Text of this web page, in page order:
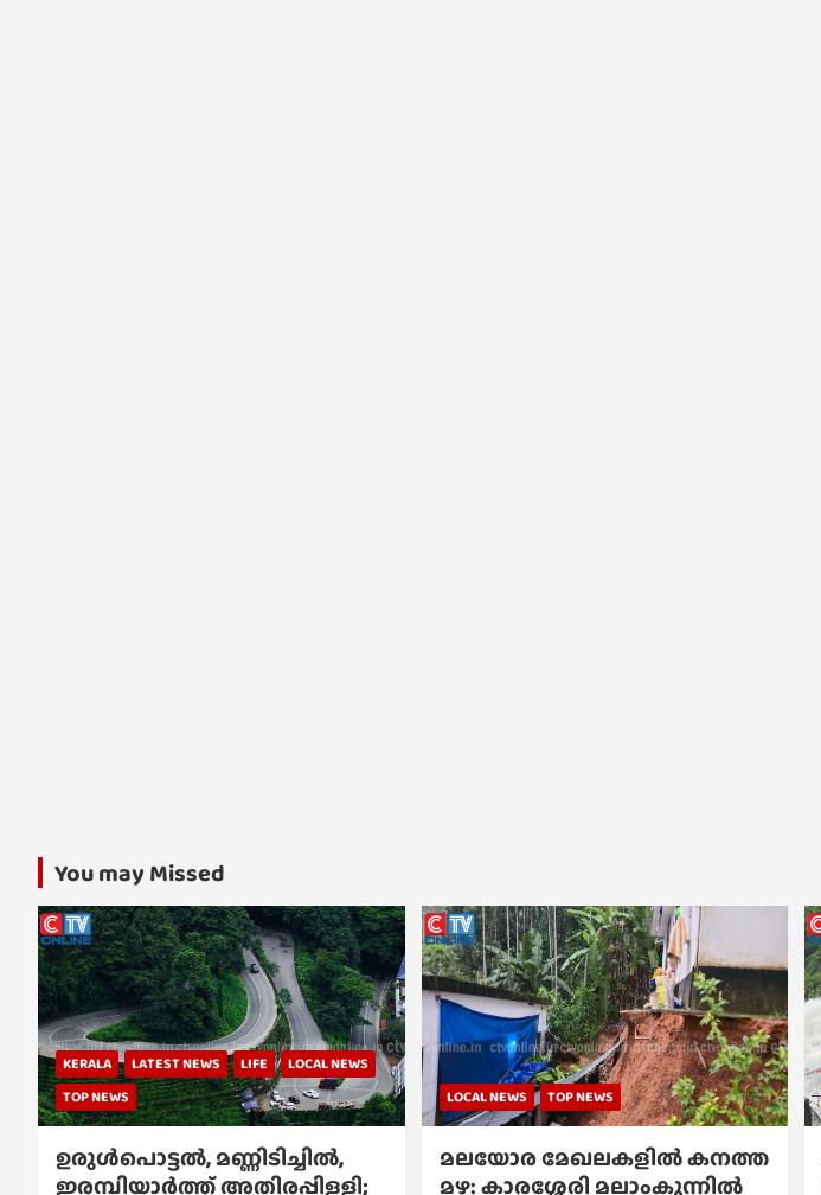
You may Missed
KERALA LATEST NEWS LIFE
LOCAL NEWS
TOP NEWS
ഉരുൾപൊട്ടൽ, മണ്ണിടിച്ചിൽ,
ഇരമ്പിയാര്‍ത്ത് അതിരപ്പിള്ളി;
LOCAL NEWS TOP NEWS
മലയോര മേഖലകളിൽ കനത്ത
മഴ: കാരശ്ശേരി മലാംകുന്നിൽ